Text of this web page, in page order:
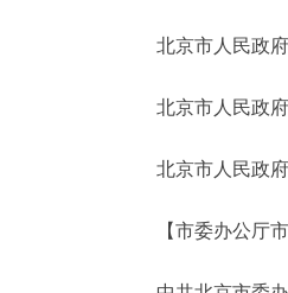
参与调
北京概
北京市人民政府
北京市人民政府
北京市人民政府
【市委办公厅市